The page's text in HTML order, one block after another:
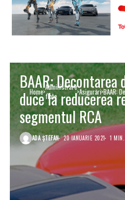
Home Administrare
flote
Asigurări BAAR:
BAAR: Decontarea
duce la reducerea
segmentul RCA
ADA ȘTEFAN 20 IANUARIE 2021 1